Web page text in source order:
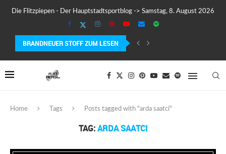
Die Flitzpiepen - Der Hauptstadtsportblog -> Samstag, 8. August 2026
BRANDNEUER STOFF ZUM LESEN
COROS PACE 4 IM TEST – LEICHT, SCHNELL...
Home Tags Posts tagged with "arda saatci"
TAG:ARDA SAATCI